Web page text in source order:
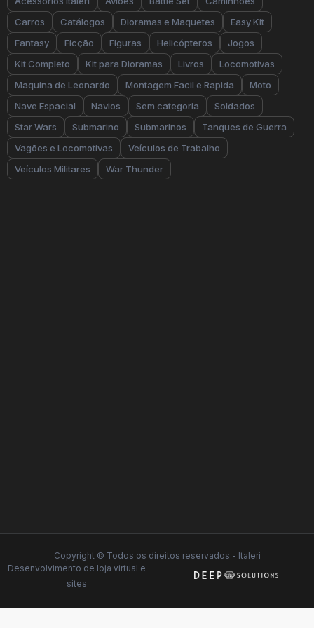
Carros
Catálogos Dioramas e Maquetes
Easy Kit
Fantasy
Ficção Figuras Helicópteros
Jogos
Kit Completo
Kit para Dioramas Livros
Locomotivas
Maquina de Leonardo
Montagem Facil e Rapida
Moto
Nave Espacial
Navios Sem categoria
Soldados
Star Wars
Submarino Submarinos
Tanques de Guerra
Vagões e Locomotivas
Veículos de Trabalho
Veículos Militares
War Thunder
Copyright © Todos os direitos reservados - Italeri
Desenvolvimento de loja virtual e
sites